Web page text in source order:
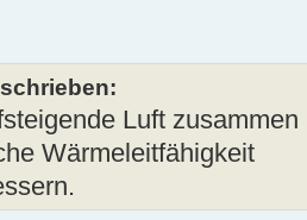
Luft
Wärmeleitfähigkeit